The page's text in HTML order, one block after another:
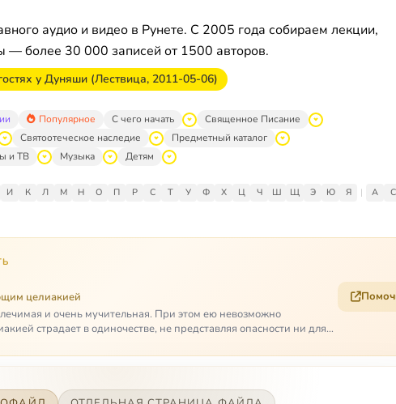
аудио и видео в Рунете. С 2005 года собираем лекции,
— более 30 000 записей от 1500 авторов.
у Дуняши (Лествица, 2011-05-06)
Популярное С чего начать
Священное Писание
Святоотеческое наследие
Предметный каталог
и ТВ Музыка Детям
И К Л М Н О П Р С Т У Ф Х Ц Ч Ш Щ Э Ю Я | A C
целиакией
и очень мучительная. При этом ею невозможно
страдает в одиночестве, не представляя опасности ни для